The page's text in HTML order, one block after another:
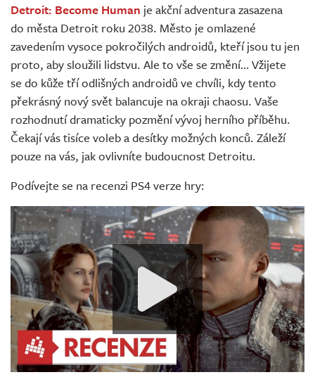
Detroit: Become Human je akční adventura zasazena
do města Detroit roku 2038. Město je omlazené
zavedením vysoce pokročilých androidů, kteří jsou tu jen
proto, aby sloužili lidstvu. Ale to vše se změní… Vžijete
se do kůže tří odlišných androidů ve chvíli, kdy tento
překrásný nový svět balancuje na okraji chaosu. Vaše
rozhodnutí dramaticky pozmění vývoj herního příběhu.
Čekají vás tisíce voleb a desítky možných konců. Záleží
pouze na vás, jak ovlivníte budoucnost Detroitu.
Podívejte se na recenzi PS4 verze hry: